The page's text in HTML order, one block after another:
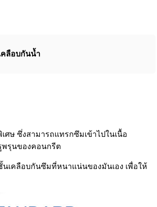
คลือบกันน้ำ
ษ ซึ่งสามารถแทรกซึมเข้าไปในเนื้อ
พรุนของคอนกรีต
เคลือบกันซึมที่หนาแน่นของมันเอง เพื่อให้